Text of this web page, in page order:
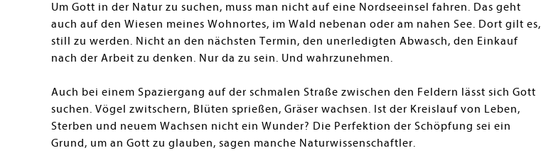
Um Gott in der Natur zu suchen, muss man nicht auf eine Nordseeinsel fahren. Das geht
auch auf den Wiesen meines Wohnortes, im Wald nebenan oder am nahen See. Dort gilt es,
still zu werden. Nicht an den nächsten Termin, den unerledigten Abwasch, den Einkauf
nach der Arbeit zu denken. Nur da zu sein. Und wahrzunehmen.
Auch bei einem Spaziergang auf der schmalen Straße zwischen den Feldern lässt sich Gott
suchen. Vögel zwitschern, Blüten sprießen, Gräser wachsen. Ist der Kreislauf von Leben,
Sterben und neuem Wachsen nicht ein Wunder? Die Perfektion der Schöpfung sei ein
Grund, um an Gott zu glauben, sagen manche Naturwissenschaftler.